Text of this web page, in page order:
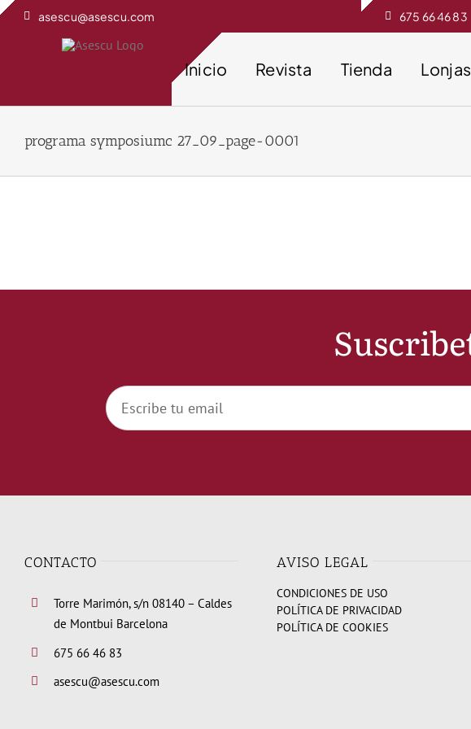
Saltar
asescu@asescu.com 675 66 46 83
Inicio Revista Tienda Lonjas
programa symposiumc 27_09_page-0001
CONTACTO
Torre Marimón, s/n 08140 – Caldes
de Montbui Barcelona
675 66 46 83
asescu@asescu.com
AVISO LEGAL
CONDICIONES DE USO
POLÍTICA DE PRIVACIDAD
POLÍTICA DE COOKIES